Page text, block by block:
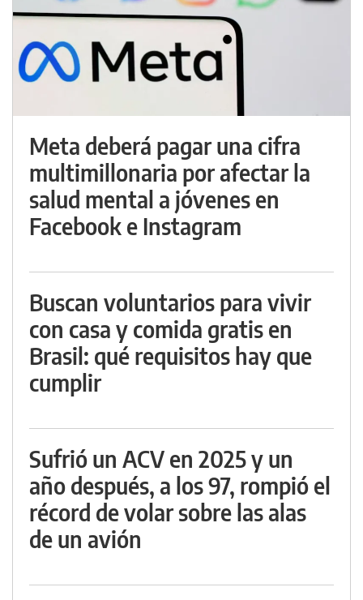
Meta deberá pagar una cifra
multimillonaria por afectar la
salud mental a jóvenes en
Facebook e Instagram
Buscan voluntarios para vivir
con casa y comida gratis en
Brasil: qué requisitos hay que
cumplir
Sufrió un ACV en 2025 y un
año después, a los 97, rompió el
récord de volar sobre las alas
de un avión